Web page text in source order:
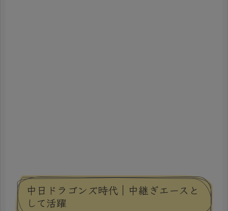
中日ドラゴンズ時代｜中継ぎエースと
して活躍